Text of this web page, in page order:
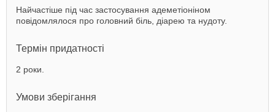
Найчастіше під час застосування адеметіоніном
повідомлялося про головний біль, діарею та нудоту.
Термін придатності
2 роки.
Умови зберігання